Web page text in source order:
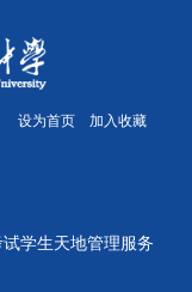
设为首页 加入收藏
试学生天地管理服务